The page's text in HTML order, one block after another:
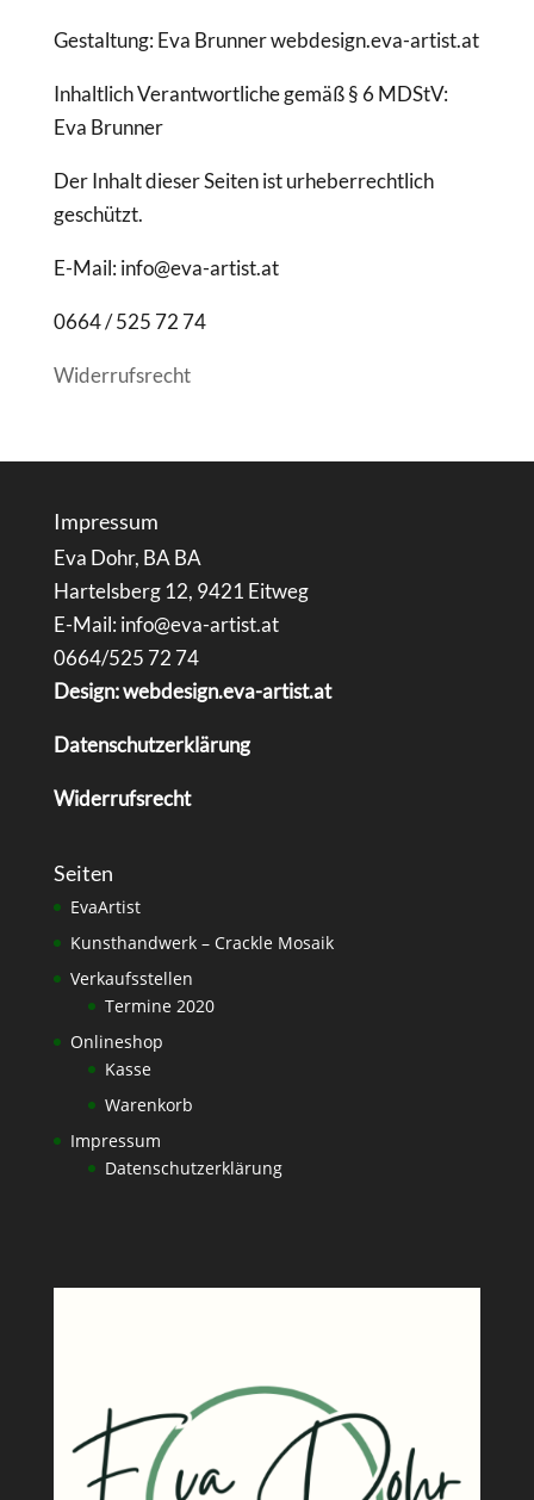
Gestaltung: Eva Brunner webdesign.eva-artist.at
Inhaltlich Verantwortliche gemäß § 6 MDStV:
Eva Brunner
Der Inhalt dieser Seiten ist urheberrechtlich
geschützt.
E-Mail: info@eva-artist.at
0664 / 525 72 74
Widerrufsrecht
Impressum
Eva Dohr, BA BA
Hartelsberg 12, 9421 Eitweg
E-Mail: info@eva-artist.at
0664/525 72 74
Design: webdesign.eva-artist.at
Datenschutzerklärung
Widerrufsrecht
Seiten
EvaArtist
Kunsthandwerk – Crackle Mosaik
Verkaufsstellen
Termine 2020
Onlineshop
Kasse
Warenkorb
Impressum
Datenschutzerklärung